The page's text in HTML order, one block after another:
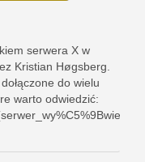
serwera X w
Kristian Høgsberg.
do wielu
warto odwiedzić: